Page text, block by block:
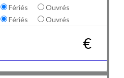
Fériés
Ouvrés
Fériés Ouvrés
€